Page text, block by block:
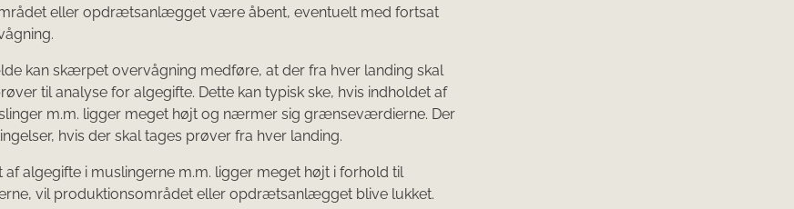
eller opdrætsanlægget være åbent, eventuelt med fortsat
kan skærpet overvågning medføre, at der fra hver landing skal
til analyse for algegifte. Dette kan typisk ske, hvis indholdet af
m.m. ligger meget højt og nærmer sig grænseværdierne. Der
hvis der skal tages prøver fra hver landing.
af algegifte i muslingerne m.m. ligger meget højt i forhold til
vil produktionsområdet eller opdrætsanlægget blive lukket.